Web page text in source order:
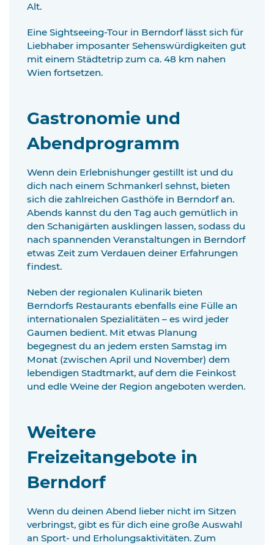
Alt.
Eine Sightseeing-Tour in Berndorf lässt sich für
Liebhaber imposanter Sehenswürdigkeiten gut
mit einem Städtetrip zum ca. 48 km nahen
Wien fortsetzen.
Gastronomie und
Abendprogramm
Wenn dein Erlebnishunger gestillt ist und du
dich nach einem Schmankerl sehnst, bieten
sich die zahlreichen Gasthöfe in Berndorf an.
Abends kannst du den Tag auch gemütlich in
den Schanigärten ausklingen lassen, sodass du
nach spannenden Veranstaltungen in Berndorf
etwas Zeit zum Verdauen deiner Erfahrungen
findest.
Neben der regionalen Kulinarik bieten
Berndorfs Restaurants ebenfalls eine Fülle an
internationalen Spezialitäten – es wird jeder
Gaumen bedient. Mit etwas Planung
begegnest du an jedem ersten Samstag im
Monat (zwischen April und November) dem
lebendigen Stadtmarkt, auf dem die Feinkost
und edle Weine der Region angeboten werden.
Weitere
Freizeitangebote in
Berndorf
Wenn du deinen Abend lieber nicht im Sitzen
verbringst, gibt es für dich eine große Auswahl
an Sport- und Erholungsaktivitäten. Zum